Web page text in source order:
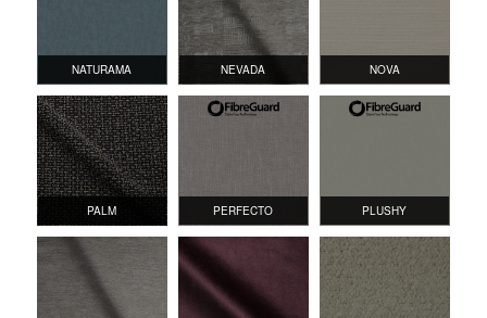
NATURAMA NEVADA NOVA
PALM PERFECTO PLUSHY